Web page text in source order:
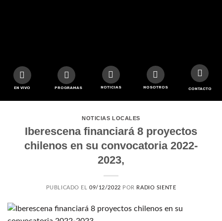
EN VIVO PROGRAMAS NOTICIAS NOSOTROS CONTACTO
NOTICIAS LOCALES
Iberescena financiará 8 proyectos
chilenos en su convocatoria 2022-
2023,
PUBLICADO EL09/12/2022 POR RADIO SIENTE